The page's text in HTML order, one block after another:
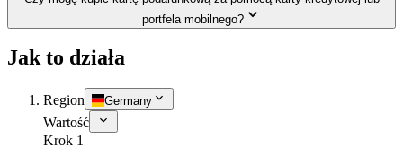
portfela mobilnego?
Jak to działa
Region Germany
Wartość
Krok 1